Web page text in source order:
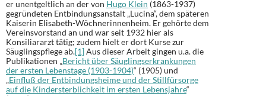
er unentgeltlich an der von Hugo Klein (1863-1937)
gegründeten Entbindungsanstalt „Lucina“, dem späteren
Kaiserin Elisabeth-Wöchnerinnenheim. Er gehörte dem
Vereinsvorstand an und war seit 1932 hier als
Konsiliararzt tätig; zudem hielt er dort Kurse zur
Säuglingspflege ab.[1]Aus dieser Arbeit gingen u.a. die
Publikationen „Bericht über Säuglingserkrankungen
der ersten Lebenstage (1903-1904)“ (1905) und
„Einfluß der Entbindungsheime und der Stillfürsorge
auf die Kindersterblichkeit im ersten Lebensjahre“